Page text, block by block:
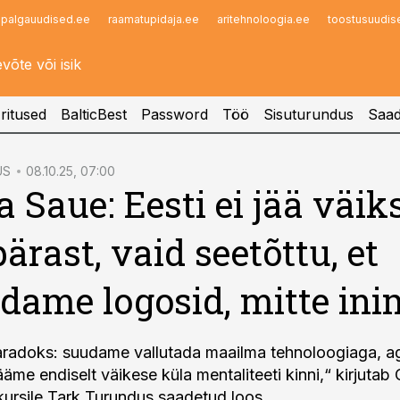
palgauudised.ee raamatupidaja.ee aritehnoloogia.ee
Infopank
BalticBest Password Töö Sisuturundus
08.10.25, 07:00
Saue: Eesti ei jää
vaid seetõttu, et
logosid, mitte
suudame vallutada maailma tehnoloogiaga,
endiselt väikese küla mentaliteeti kinni,“ kirjutab